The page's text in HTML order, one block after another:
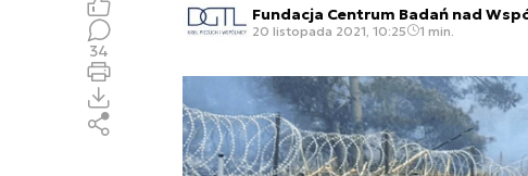
Fundacja Centrum Badań nad
20 listopada 2021, 10:25 1 min.
34